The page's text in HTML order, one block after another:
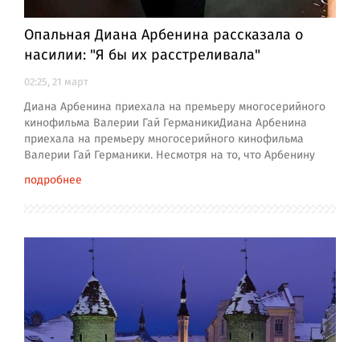
Опальная Диана Арбенина рассказала о
насилии: "Я бы их расстреливала"
02:25, 21 март
Диана Арбенина приехала на премьеру многосерийного
кинофильма Валерии Гай ГерманикиДиана Арбенина
приехала на премьеру многосерийного кинофильма
Валерии Гай Германики. Несмотря на то, что Арбенину
подробнее